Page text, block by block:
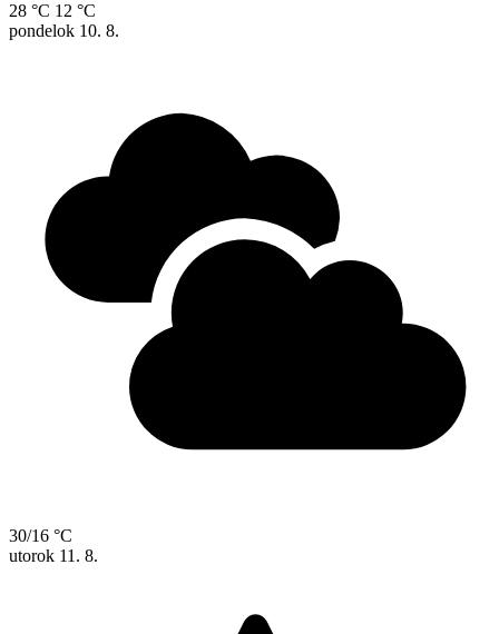
28 °C 12 °C
pondelok 10. 8.
30/16 °C
utorok 11. 8.